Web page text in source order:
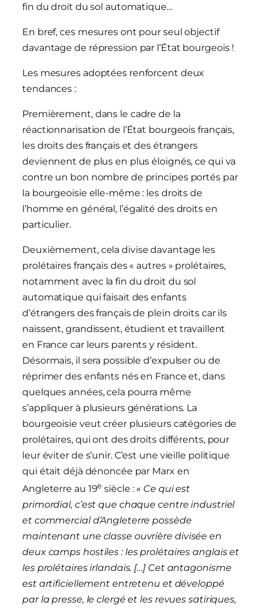
fin du droit du sol automatique…
En bref, ces mesures ont pour seul objectif
davantage de répression par l’État bourgeois !
Les mesures adoptées renforcent deux
tendances :
Premièrement, dans le cadre de la
réactionnarisation de l’État bourgeois français,
les droits des français et des étrangers
deviennent de plus en plus éloignés, ce qui va
contre un bon nombre de principes portés par
la bourgeoisie elle-même : les droits de
l’homme en général, l’égalité des droits en
particulier.
Deuxièmement, cela divise davantage les
prolétaires français des « autres » prolétaires,
notamment avec la fin du droit du sol
automatique qui faisait des enfants
d’étrangers des français de plein droits car ils
naissent, grandissent, étudient et travaillent
en France car leurs parents y résident.
Désormais, il sera possible d’expulser ou de
réprimer des enfants nés en France et, dans
quelques années, cela pourra même
s’appliquer à plusieurs générations. La
bourgeoisie veut créer plusieurs catégories de
prolétaires, qui ont des droits différents, pour
leur éviter de s’unir. C’est une vieille politique
qui était déjà dénoncée par Marx en
Angleterre au 19e siècle : « Ce qui est
primordial, c’est que chaque centre industriel
et commercial d’Angleterre possède
maintenant une classe ouvrière divisée en
deux camps hostiles : les prolétaires anglais et
les prolétaires irlandais. […] Cet antagonisme
est artificiellement entretenu et développé
par la presse, le clergé et les revues satiriques,